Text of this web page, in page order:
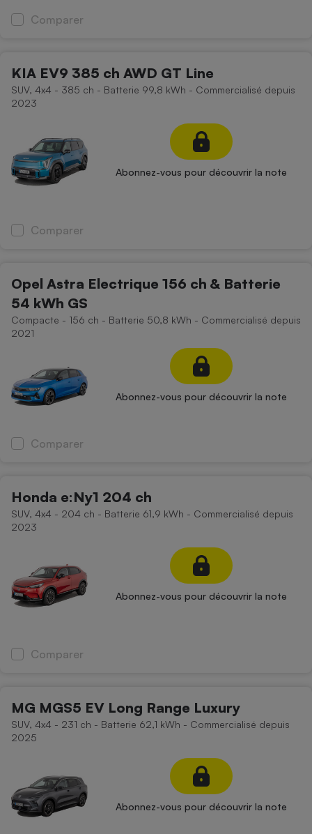
Comparer
KIA EV9 385 ch AWD GT Line
SUV, 4x4 - 385 ch - Batterie 99,8 kWh - Commercialisé depuis
2023
Abonnez-vous pour découvrir la note
Comparer
Opel Astra Electrique 156 ch & Batterie
54 kWh GS
Compacte - 156 ch - Batterie 50,8 kWh - Commercialisé depuis
2021
Abonnez-vous pour découvrir la note
Comparer
Honda e:Ny1 204 ch
SUV, 4x4 - 204 ch - Batterie 61,9 kWh - Commercialisé depuis
2023
Abonnez-vous pour découvrir la note
Comparer
MG MGS5 EV Long Range Luxury
SUV, 4x4 - 231 ch - Batterie 62,1 kWh - Commercialisé depuis
2025
Abonnez-vous pour découvrir la note